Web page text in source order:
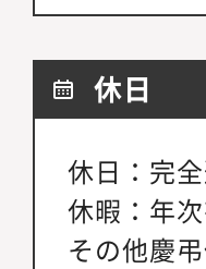
休日
休日：完
休暇：年
その他慶弔